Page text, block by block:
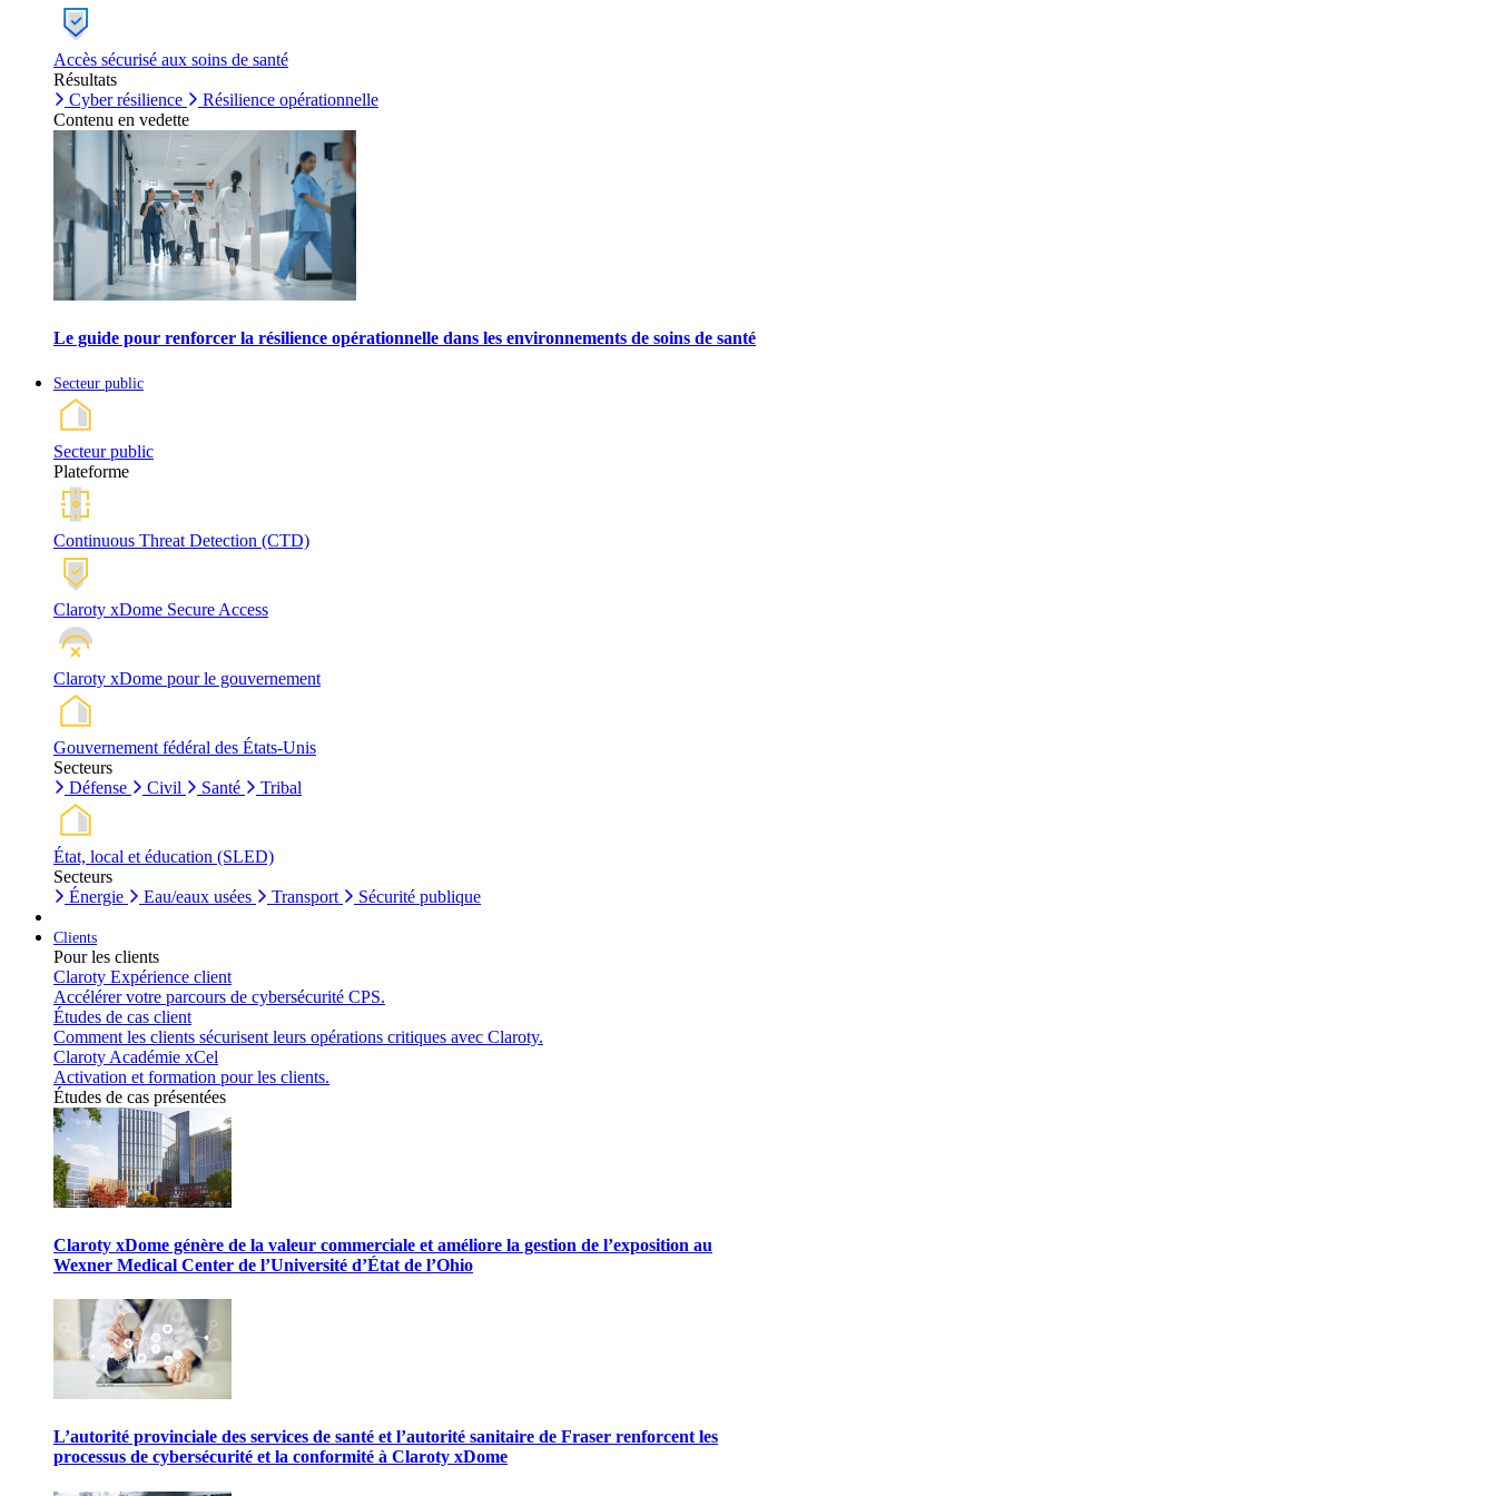
Accès sécurisé aux soins de santé
Résultats
Cyber résilience
Résilience opérationnelle
Contenu en vedette
Le guide pour renforcer la résilience opérationnelle dans les environnements de soins de santé
Secteur public
Secteur public
Plateforme
Continuous Threat Detection (CTD)
Claroty xDome Secure Access
Claroty xDome pour le gouvernement
Gouvernement fédéral des États-Unis
Secteurs
Défense
Civil Santé Tribal
État, local et éducation (SLED)
Secteurs
Énergie
Eau/eaux usées Transport Sécurité publique
Clients
Pour les clients
Claroty Expérience client
Accélérer votre parcours de cybersécurité CPS.
Études de cas client
Comment les clients sécurisent leurs opérations critiques avec Claroty.
Claroty Académie xCel
Activation et formation pour les clients.
Études de cas présentées
Claroty xDome génère de la valeur commerciale et améliore la gestion de l’exposition au
Wexner Medical Center de l’Université d’État de l’Ohio
L’autorité provinciale des services de santé et l’autorité sanitaire de Fraser renforcent les
processus de cybersécurité et la conformité à Claroty xDome